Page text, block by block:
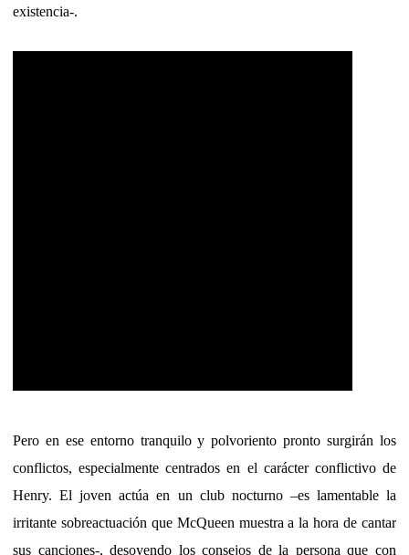
existencia-.
Pero en ese entorno tranquilo y polvoriento pronto surgirán los
conflictos, especialmente centrados en el carácter conflictivo de
Henry. El joven actúa en un club nocturno –es lamentable la
irritante sobreactuación que McQueen muestra a la hora de cantar
sus canciones-, desoyendo los consejos de la persona que con